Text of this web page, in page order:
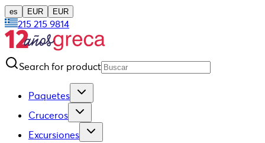
es EUR EUR
215 215 9814
Search for product
Paquetes
Cruceros
Excursiones